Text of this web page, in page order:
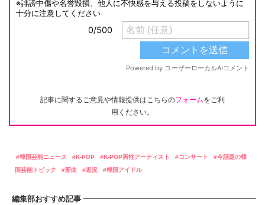
記事に関するご意見や情報提供はこちらのフォームをご利
用ください。
韓国芸能ニュース K-POP K-POP男性アーティスト コンサート
今話題の韓
国芸能トピック
新曲 近況 韓国アイドル
編集部おすすめ記事